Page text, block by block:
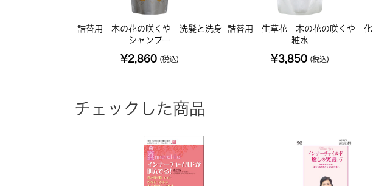
詰替用 木の花の咲くや 洗髪と洗身
シャンプー
¥2,860 (税込)
詰替用 生草花 木の花の咲くや 化
粧水
¥3,850 (税込)
チェックした商品